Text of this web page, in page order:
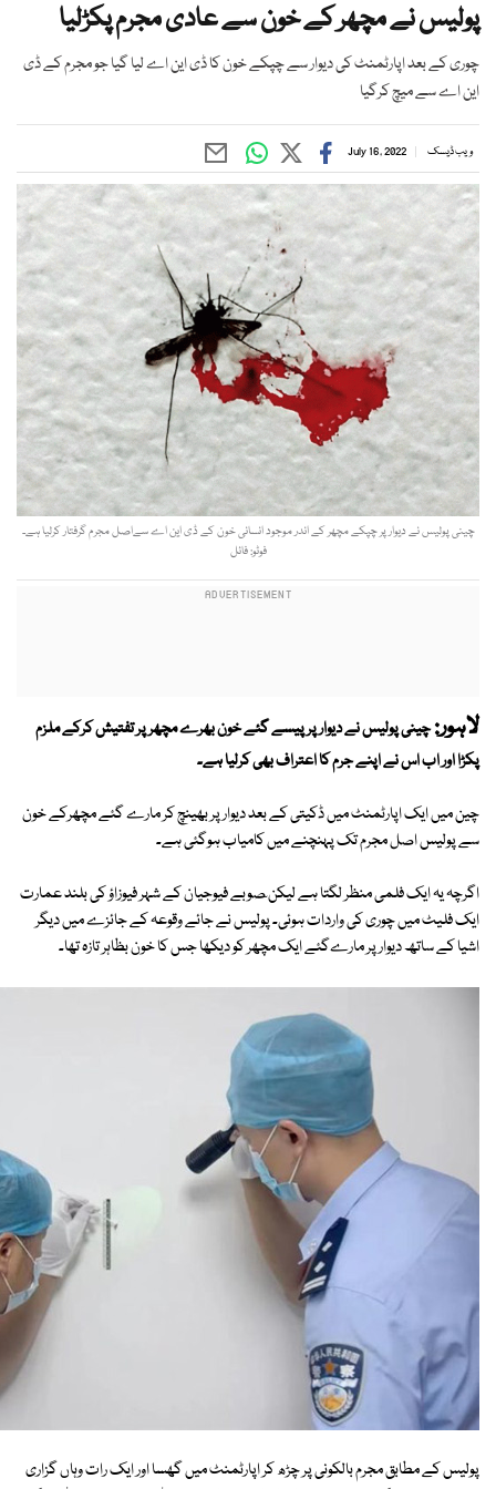
پولیس نے مچھر کے خون سے عادی مجرم پکڑلیا
چوری کے بعد اپارٹمنٹ کی دیوار سے چپکے خون کا ڈی این اے لیا گیا جو مجرم کے ڈی
این اے سے میچ کرگیا
ویب ڈیسک July 16, 2022
چینی پولیس نے دیوار پر چپکے مچھر کے اندر موجود انسانی خون کے ڈی این اے سےاصل مجرم گرفتار کرلیا ہے۔
فوٹو: فائل
لاہور:چینی پولیس نے دیوار پر پیسے گئے خون بھرے مچھر پر تفتیش کرکے ملزم
پکڑا اور اب اس نے اپنے جرم کا اعتراف بھی کرلیا ہے۔
چین میں ایک اپارٹمنٹ میں ڈکیتی کے بعد دیوار پر بھینچ کر مارے گئے مچھرکے خون
سے پولیس اصل مجرم تک پہنچنے میں کامیاب ہوگئی ہے۔
اگرچہ یہ ایک فلمی منظر لگتا ہے لیکن ٓصوبے فیوجیان کے شہر فیوزاؤ کی بلند عمارت
ایک فلیٹ میں چوری کی واردات ہوئی۔ پولیس نے جائے وقوعہ کے جائزے میں دیگر
اشیا کے ساتھ دیوار پر مارےگئے ایک مچھر کو دیکھا جس کا خون بظاہر تازہ تھا۔
پولیس کے مطابق مجرم بالکونی پر چڑھ کر اپارٹمنٹ میں گھسا اور ایک رات وہاں گزاری